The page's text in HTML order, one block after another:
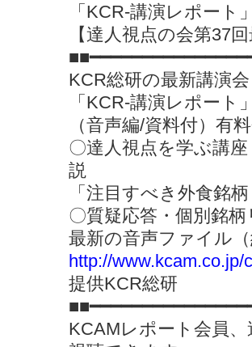
「KCR-講演レポート
【達人視点の会第37
KCR総研の最新講演
「KCR-講演レポート
（音声編/資料付）有
〇達人視点を学ぶ講
説
「注目すべき外食銘
〇質疑応答・個別銘
最新の音声ファイル
http://www.kcam.co.jp/
提供KCR総研
KCAMレポート会員